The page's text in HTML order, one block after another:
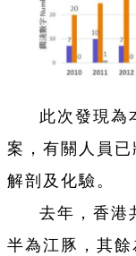
此次發現為
案，有關人員
解剖及化驗。
去年，香港
半為江豚，其